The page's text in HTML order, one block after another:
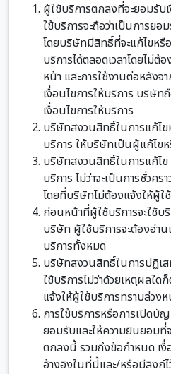
ผู้ใช้บริการตกลงที่จะยอมรับ
ใช้บริการจะถือว่าเป็นการยอ
โดยบริษัทมีสิทธิ์ที่จะแก้ไขหรื
บริการได้ตลอดเวลาโดยไม่ต้
หน้า และการใช้งานต่อหลังจ
เงื่อนไขการให้บริการ บริษัท
เงื่อนไขการให้บริการ
บริษัทสงวนสิทธิ์ในการแก้ไ
บริการ ให้บริษัทเป็นผู้แก้ไข
บริษัทสงวนสิทธิ์ในการแก้ไข
บริการ ไม่ว่าจะเป็นการชั่วคร
โดยที่บริษัทไม่ต้องแจ้งให้ผู้ใ
ก่อนหน้าที่ผู้ใช้บริการจะใช้
บริษัท ผู้ใช้บริการจะต้องอ่าน
บริการทั้งหมด
บริษัทสงวนสิทธิ์ในการปฏิเส
ใช้บริการไม่ว่าด้วยเหตุผลใด
แจ้งให้ผู้ใช้บริการทราบล่วง
การใช้บริการหรือการเปิดบั
ยอมรับและให้ความยินยอมที่
ตกลงนี้ รวมถึงข้อกำหนด เงื่
อ้างอิงในที่นี้และ/หรือมีลิงก์